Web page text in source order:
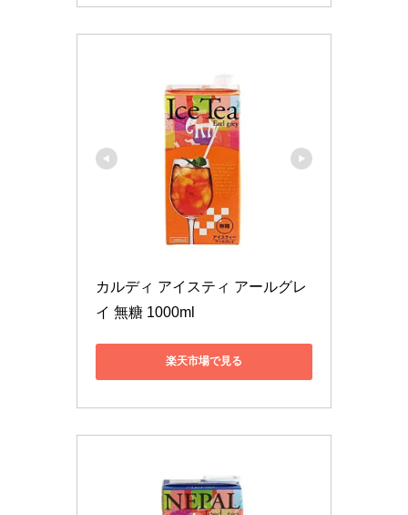
カルディ アイスティ アールグレ
イ 無糖 1000ml
楽天市場で見る